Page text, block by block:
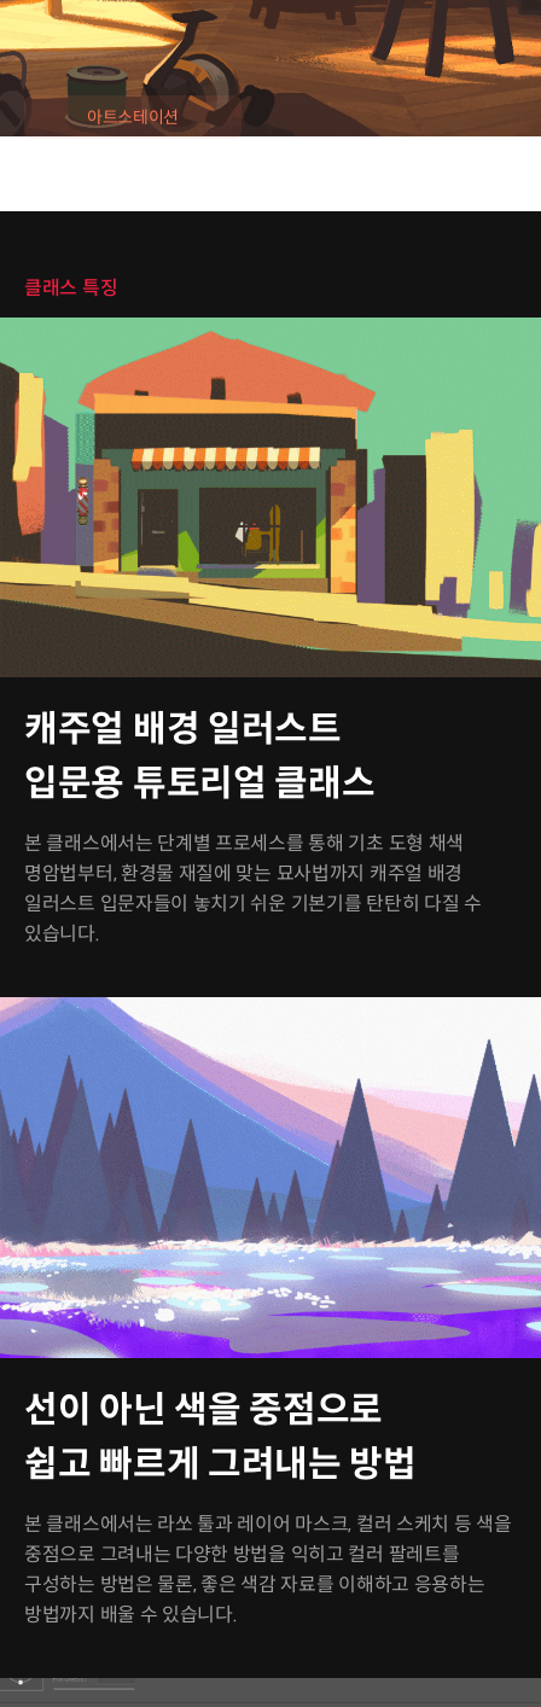
Supercell - everdale
Dreamworks - 미공개 신작
IGG, Century games, 등 다수의 해외프로젝트 참여
아트스테이션
클래스 특징
캐주얼 배경 일러스트
입문용 튜토리얼 클래스
본 클래스에서는 단계별 프로세스를 통해 기초 도형 채색
명암법부터, 환경물 재질에 맞는 묘사법까지 캐주얼 배경
일러스트 입문자들이 놓치기 쉬운 기본기를 탄탄히 다질 수
있습니다.
선이 아닌 색을 중점으로
쉽고 빠르게 그려내는 방법
본 클래스에서는 라쏘 툴과 레이어 마스크, 컬러 스케치 등 색을
중점으로 그려내는 다양한 방법을 익히고 컬러 팔레트를
구성하는 방법은 물론, 좋은 색감 자료를 이해하고 응용하는
방법까지 배울 수 있습니다.